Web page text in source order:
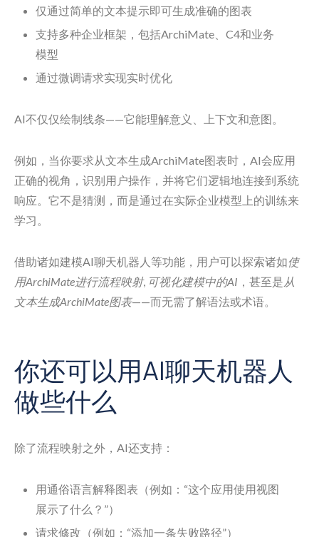
仅通过简单的文本提示即可生成准确的图表
支持多种企业框架，包括ArchiMate、C4和业务
模型
通过微调请求实现实时优化
AI不仅仅绘制线条——它能理解意义、上下文和意图。
例如，当你要求从文本生成ArchiMate图表时，AI会应用
正确的视角，识别用户操作，并将它们逻辑地连接到系统
响应。它不是猜测，而是通过在实际企业模型上的训练来
学习。
借助诸如建模AI聊天机器人等功能，用户可以探索诸如使
用ArchiMate进行流程映射, 可视化建模中的AI ，甚至是从
文本生成ArchiMate图表——而无需了解语法或术语。
你还可以用AI聊天机器人
做些什么
除了流程映射之外，AI还支持：
用通俗语言解释图表（例如：“这个应用使用视图
展示了什么？”）
请求修改（例如：“添加一条失败路径”）